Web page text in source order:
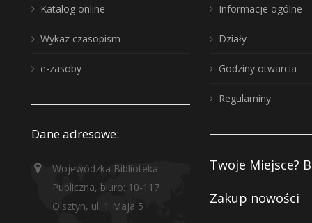
Katalog online
Wykaz czasopism
e-zasoby
Dane adresowe:
Wojewódzka Biblioteka
Publiczna, biuro: 10-117
Olsztyn, ul. 1 Maja 5
Informacje ogólne
Działy
Godziny otwarcia
Regulaminy
Twoje Miejsce?
Zakup nowości